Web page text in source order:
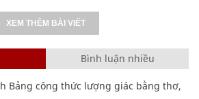
XEM THÊM BÀI VIẾT
Bình luận nhiều
Bảng công thức lượng giác bằng thơ,